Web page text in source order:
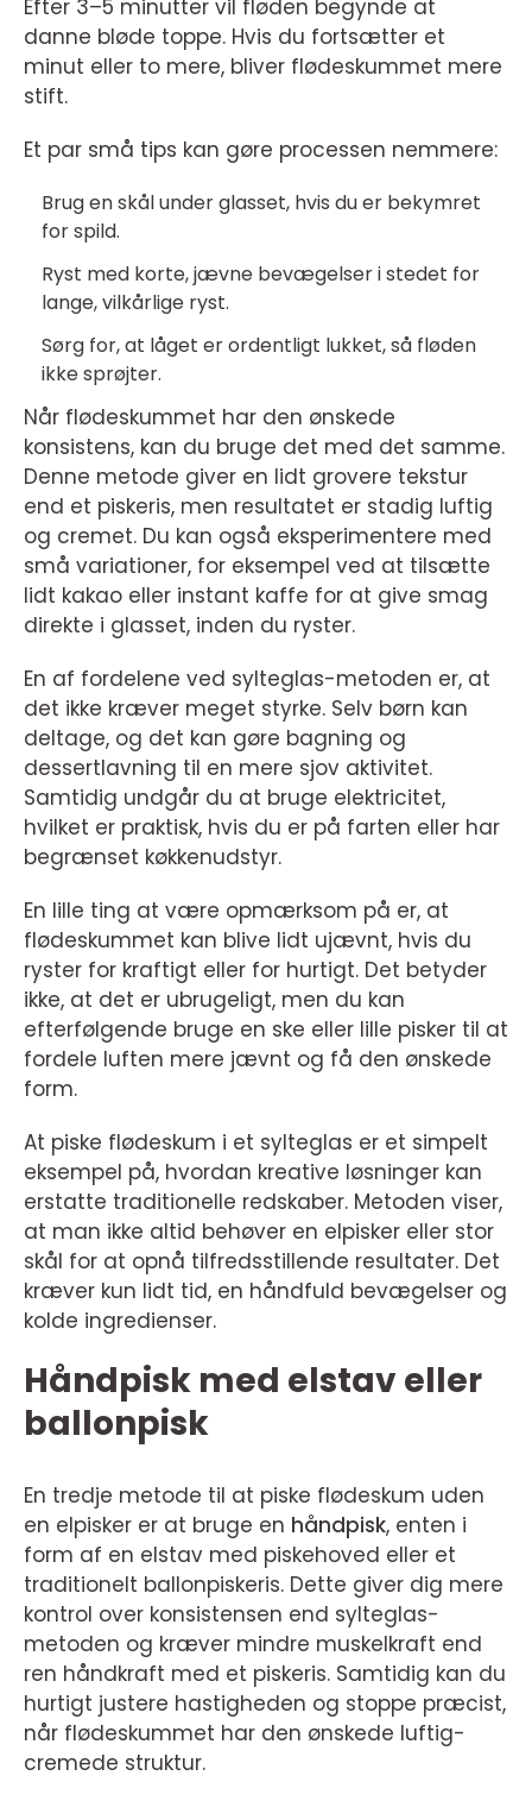
Efter 3–5 minutter vil fløden begynde at
danne bløde toppe. Hvis du fortsætter et
minut eller to mere, bliver flødeskummet mere
stift.
Et par små tips kan gøre processen nemmere:
Brug en skål under glasset, hvis du er bekymret
for spild.
Ryst med korte, jævne bevægelser i stedet for
lange, vilkårlige ryst.
Sørg for, at låget er ordentligt lukket, så fløden
ikke sprøjter.
Når flødeskummet har den ønskede
konsistens, kan du bruge det med det samme.
Denne metode giver en lidt grovere tekstur
end et piskeris, men resultatet er stadig luftig
og cremet. Du kan også eksperimentere med
små variationer, for eksempel ved at tilsætte
lidt kakao eller instant kaffe for at give smag
direkte i glasset, inden du ryster.
En af fordelene ved sylteglas-metoden er, at
det ikke kræver meget styrke. Selv børn kan
deltage, og det kan gøre bagning og
dessertlavning til en mere sjov aktivitet.
Samtidig undgår du at bruge elektricitet,
hvilket er praktisk, hvis du er på farten eller har
begrænset køkkenudstyr.
En lille ting at være opmærksom på er, at
flødeskummet kan blive lidt ujævnt, hvis du
ryster for kraftigt eller for hurtigt. Det betyder
ikke, at det er ubrugeligt, men du kan
efterfølgende bruge en ske eller lille pisker til at
fordele luften mere jævnt og få den ønskede
form.
At piske flødeskum i et sylteglas er et simpelt
eksempel på, hvordan kreative løsninger kan
erstatte traditionelle redskaber. Metoden viser,
at man ikke altid behøver en elpisker eller stor
skål for at opnå tilfredsstillende resultater. Det
kræver kun lidt tid, en håndfuld bevægelser og
kolde ingredienser.
Håndpisk med elstav eller
ballonpisk
En tredje metode til at piske flødeskum uden
en elpisker er at bruge en håndpisk, enten i
form af en elstav med piskehoved eller et
traditionelt ballonpiskeris. Dette giver dig mere
kontrol over konsistensen end sylteglas-
metoden og kræver mindre muskelkraft end
ren håndkraft med et piskeris. Samtidig kan du
hurtigt justere hastigheden og stoppe præcist,
når flødeskummet har den ønskede luftig-
cremede struktur.